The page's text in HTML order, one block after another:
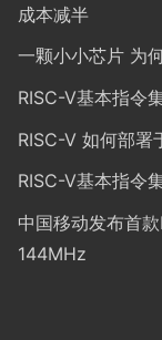
成本减半
一颗小小芯片 为
RISC-V基本指令
RISC-V 如何部署
RISC-V基本指令
中国移动发布首
144MHz